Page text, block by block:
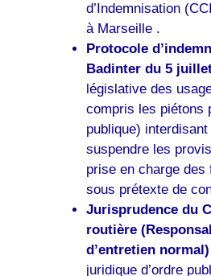
d’Indemnisation
à Marseille .
Protocole
Badinter du 5
législative des
compris les piétons
publique)
suspendre les
prise en charge
sous prétexte de
Jurisprudence du
routière
d’entretien
juridique d’ordre